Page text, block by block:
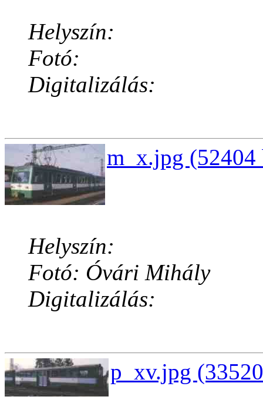
Helyszín:
Fotó:
Digitalizálás:
m_x.jpg (52404
Helyszín:
Fotó: Óvári Mihály
Digitalizálás:
p_xv.jpg